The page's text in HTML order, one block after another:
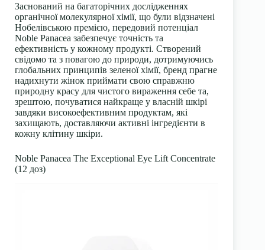
Заснований на багаторічних дослідженнях
органічної молекулярної хімії, що були відзначені
Нобелівською премією, передовий потенціал
Noble Panacea забезпечує точність та
ефективність у кожному продукті. Створений
свідомо та з повагою до природи, дотримуючись
глобальних принципів зеленої хімії, бренд прагне
надихнути жінок приймати свою справжню
природну красу для чистого вираження себе та,
зрештою, почуватися найкраще у власній шкірі
завдяки високоефективним продуктам, які
захищають, доставляючи активні інгредієнти в
кожну клітину шкіри.
Noble Panacea The Exceptional Eye Lift Concentrate
(12 доз)